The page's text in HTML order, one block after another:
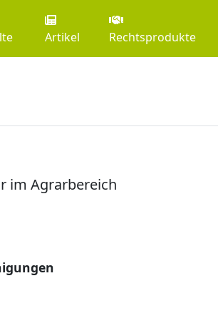
Artikel Rechtsprodukte
im Agrarbereich